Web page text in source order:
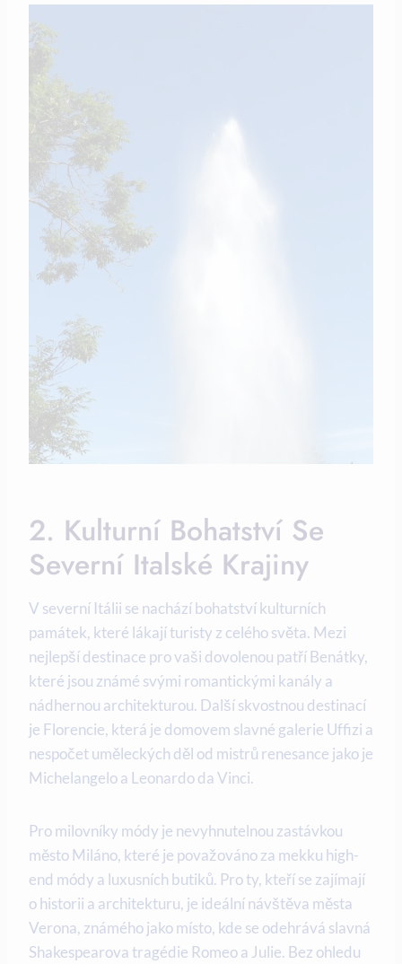
2. Kulturní Bohatství Se
Severní Italské Krajiny
V severní Itálii se nachází bohatství kulturních
památek, které lákají turisty z celého světa. Mezi
nejlepší destinace pro vaši dovolenou patří Benátky,
které jsou známé svými romantickými kanály a
nádhernou architekturou. Další skvostnou destinací
je Florencie, která je domovem slavné galerie Uffizi a
nespočet uměleckých děl od mistrů renesance jako je
Michelangelo a Leonardo da Vinci.
Pro milovníky módy je nevyhnutelnou zastávkou
město Miláno, které je považováno za mekku high-
end módy a luxusních butiků. Pro ty, kteří se zajímají
o historii a architekturu, je ideální návštěva města
Verona, známého jako místo, kde se odehrává slavná
Shakespearova tragédie Romeo a Julie. Bez ohledu